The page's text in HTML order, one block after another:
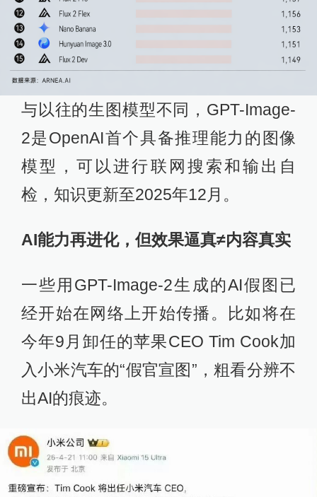
与以往的生图模型不同，GPT-Image-
2是OpenAI首个具备推理能力的图像
模型，可以进行联网搜索和输出自
检，知识更新至2025年12月。
AI能力再进化，但效果逼真≠内容真实
一些用GPT-Image-2生成的AI假图已
经开始在网络上开始传播。比如将在
今年9月卸任的苹果CEO Tim Cook加
入小米汽车的“假官宣图”，粗看分辨不
出AI的痕迹。